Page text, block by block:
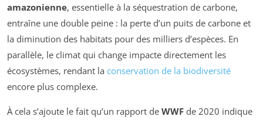
amazonienne, essentielle à la séquestration de carbone,
entraîne une double peine : la perte d’un puits de carbone et
la diminution des habitats pour des milliers d’espèces. En
parallèle, le climat qui change impacte directement les
écosystèmes, rendant la conservation de la biodiversité
encore plus complexe.
À cela s’ajoute le fait qu’un rapport de WWF de 2020 indique